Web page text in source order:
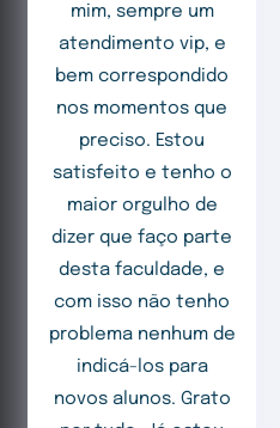
mim, sempre um
atendimento vip, e
bem correspondido
nos momentos que
preciso. Estou
satisfeito e tenho o
maior orgulho de
dizer que faço parte
desta faculdade, e
com isso não tenho
problema nenhum de
indicá-los para
novos alunos. Grato